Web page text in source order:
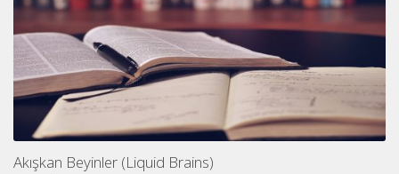
Akışkan Beyinler (Liquid Brains)